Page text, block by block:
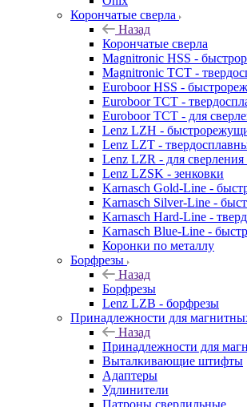
Корончатые сверла
Назад
Корончатые сверла
Magnitronic HSS -
Magnitronic TCT -
Euroboor HSS -
Euroboor TCT -
Euroboor TCT - для
Lenz LZH -
Lenz LZT -
Lenz LZR - для сверления
Lenz LZSK - зенковки
Karnasch Gold-Line -
Karnasch Silver-Line -
Karnasch Hard-Line -
Karnasch Blue-Line -
Коронки по металлу
Борфрезы
Назад
Борфрезы
Lenz LZB - борфрезы
Принадлежности для
Назад
Принадлежности для
Выталкивающие штифты
Адаптеры
Удлинители
Патроны сверлильные